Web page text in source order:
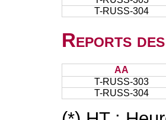
T-RUSS-304
Reports
AA
T-RUSS-303
T-RUSS-304